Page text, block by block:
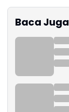
Baca Juga